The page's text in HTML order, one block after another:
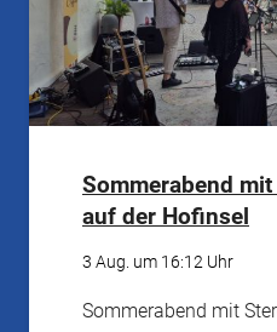
Sommerabend
auf der Hofinsel
3 Aug. um 16:12 Uhr
Sommerabend mit